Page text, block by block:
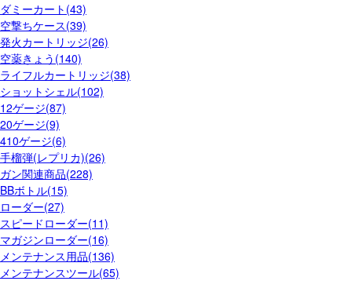
ダミーカート(43)
空撃ちケース(39)
発火カートリッジ(26)
空薬きょう(140)
ライフルカートリッジ(38)
ショットシェル(102)
12ゲージ(87)
20ゲージ(9)
410ゲージ(6)
手榴弾(レプリカ)(26)
ガン関連商品(228)
BBボトル(15)
ローダー(27)
スピードローダー(11)
マガジンローダー(16)
メンテナンス用品(136)
メンテナンスツール(65)